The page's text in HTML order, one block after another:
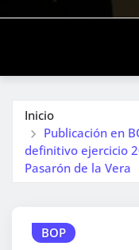
Inicio
Publicación en
definitivo ejercicio
Pasarón de la Vera
BOP